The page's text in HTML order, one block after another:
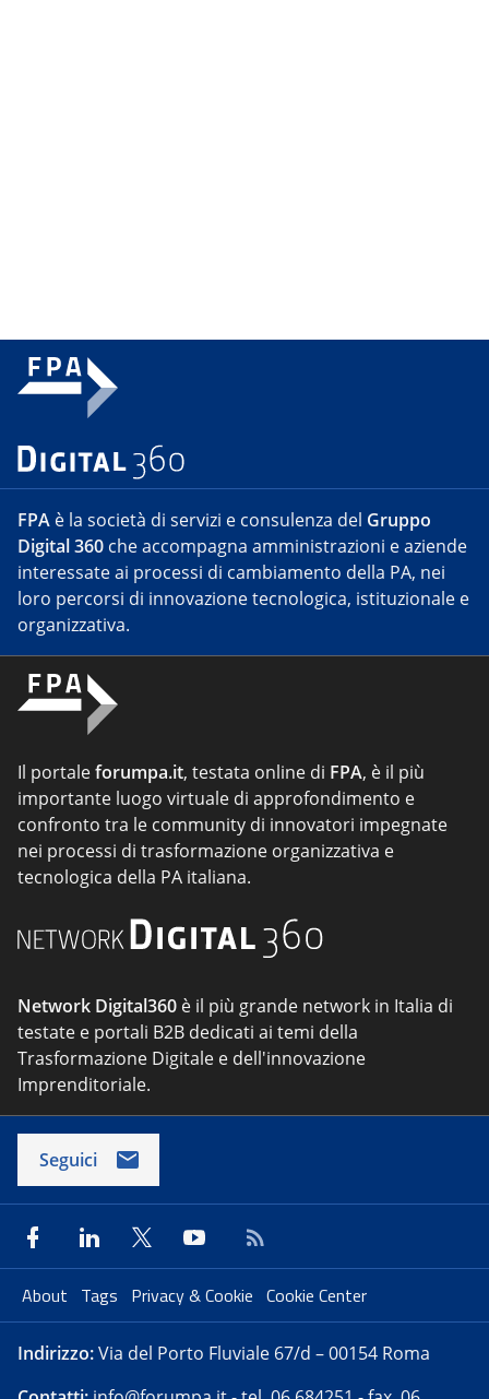
FPA è la società di servizi e consulenza del Gruppo
Digital 360 che accompagna amministrazioni e aziende
interessate ai processi di cambiamento della PA, nei
loro percorsi di innovazione tecnologica, istituzionale e
organizzativa.
Il portaleforumpa.it, testata online di FPA, è il più
importante luogo virtuale di approfondimento e
confronto tra le community di innovatori impegnate
nei processi di trasformazione organizzativa e
tecnologica della PA italiana.
Network Digital360 è il più grande network in Italia di
testate e portali B2B dedicati ai temi della
Trasformazione Digitale e dell'innovazione
Imprenditoriale.
Seguici
About Tags Privacy & Cookie Cookie Center
Indirizzo:Via del Porto Fluviale 67/d – 00154 Roma